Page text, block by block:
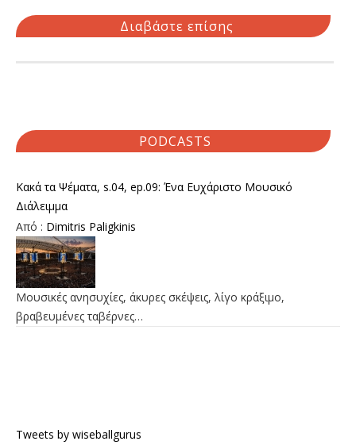
Διαβάστε επίσης
PODCASTS
Κακά τα Ψέματα, s.04, ep.09: Ένα Ευχάριστο Μουσικό
Διάλειμμα
Από : Dimitris Paligkinis
Μουσικές ανησυχίες, άκυρες σκέψεις, λίγο κράξιμο,
βραβευμένες ταβέρνες…
Tweets by wiseballgurus